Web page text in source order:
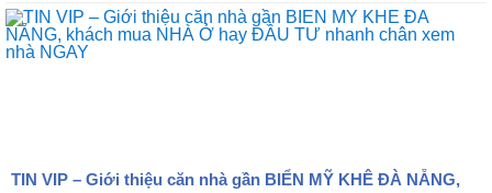
TIN VIP – Giới thiệu căn nhà gần BIỂN MỸ KHÊ ĐÀ NẴNG,